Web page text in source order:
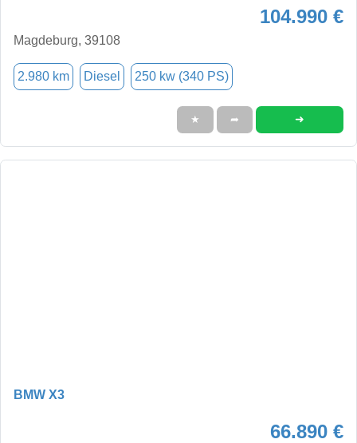
104.990 €
Magdeburg, 39108
2.980 km Diesel 250 kw (340 PS)
★ ➦ ➜
BMW X3
66.890 €